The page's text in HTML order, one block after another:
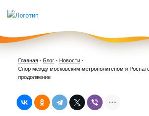
Главная-Блог- Новости-
Спор между московским метрополитеном и
продолжение